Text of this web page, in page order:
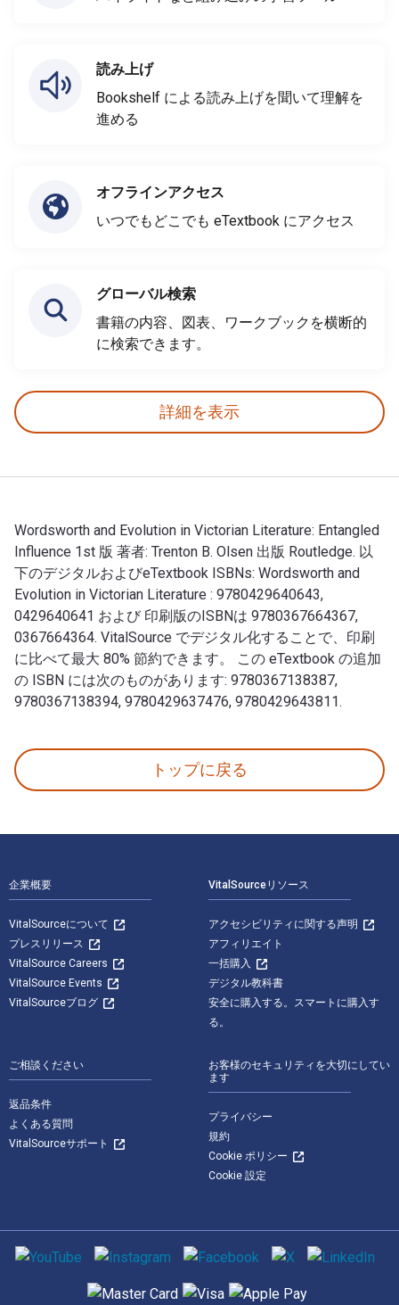
読み上げ
Bookshelf による読み上げを聞いて理解を
進める
オフラインアクセス
いつでもどこでも eTextbook にアクセス
グローバル検索
書籍の内容、図表、ワークブックを横断的
に検索できます。
詳細を表示
Wordsworth and Evolution in Victorian Literature: Entangled
Influence 1st 版 著者: Trenton B. Olsen 出版 Routledge. 以
下のデジタルおよびeTextbook ISBNs: Wordsworth and
Evolution in Victorian Literature : 9780429640643,
0429640641 および 印刷版のISBNは 9780367664367,
0367664364. VitalSource でデジタル化することで、印刷
に比べて最大 80% 節約できます。 この eTextbook の追加
の ISBN には次のものがあります: 9780367138387,
9780367138394, 9780429637476, 9780429643811.
トップに戻る
企業概要
VitalSourceについて
プレスリリース
VitalSource Careers
VitalSource Events
VitalSourceブログ
VitalSourceリソース
アクセシビリティに関する声明
アフィリエイト
一括購入
デジタル教科書
安全に購入する。スマートに購入す
る。
ご相談ください
返品条件
よくある質問
VitalSourceサポート
お客様のセキュリティを大切にしてい
ます
プライバシー
規約
Cookie ポリシー
Cookie 設定
ソーシャルメディア
サポートされている支払い方法